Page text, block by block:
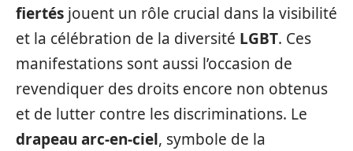
fiertés jouent un rôle crucial dans la visibilité
et la célébration de la diversité LGBT. Ces
manifestations sont aussi l’occasion de
revendiquer des droits encore non obtenus
et de lutter contre les discriminations. Le
drapeau arc-en-ciel, symbole de la